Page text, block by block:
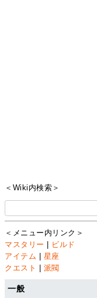
＜Wiki内検索＞
＜メニュー内リンク＞
マスタリー | ビルド
アイテム | 星座
クエスト | 派閥
一般